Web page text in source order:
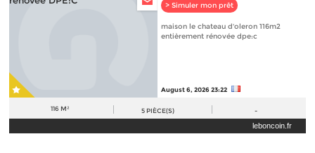
> Simuler mon prêt
maison le chateau d'oleron 116m2
entièrement rénovée dpe:c
August 6, 2026 23:22
116 M² 5 PIÈCE(S) -
leboncoin.fr